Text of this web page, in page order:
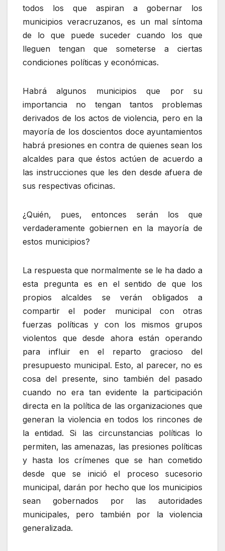
todos los que aspiran a gobernar los
municipios veracruzanos, es un mal síntoma
de lo que puede suceder cuando los que
lleguen tengan que someterse a ciertas
condiciones políticas y económicas.
Habrá algunos municipios que por su
importancia no tengan tantos problemas
derivados de los actos de violencia, pero en la
mayoría de los doscientos doce ayuntamientos
habrá presiones en contra de quienes sean los
alcaldes para que éstos actúen de acuerdo a
las instrucciones que les den desde afuera de
sus respectivas oficinas.
¿Quién, pues, entonces serán los que
verdaderamente gobiernen en la mayoría de
estos municipios?
La respuesta que normalmente se le ha dado a
esta pregunta es en el sentido de que los
propios alcaldes se verán obligados a
compartir el poder municipal con otras
fuerzas políticas y con los mismos grupos
violentos que desde ahora están operando
para influir en el reparto gracioso del
presupuesto municipal. Esto, al parecer, no es
cosa del presente, sino también del pasado
cuando no era tan evidente la participación
directa en la política de las organizaciones que
generan la violencia en todos los rincones de
la entidad. Si las circunstancias políticas lo
permiten, las amenazas, las presiones políticas
y hasta los crímenes que se han cometido
desde que se inició el proceso sucesorio
municipal, darán por hecho que los municipios
sean gobernados por las autoridades
municipales, pero también por la violencia
generalizada.